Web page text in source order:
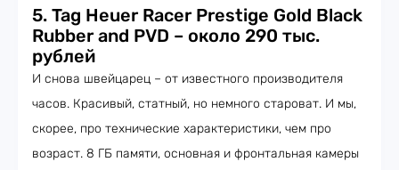
5. Tag Heuer Racer Prestige Gold Black
Rubber and PVD – около 290 тыс.
рублей
И снова швейцарец – от известного производителя
часов. Красивый, статный, но немного староват. И мы,
скорее, про технические характеристики, чем про
возраст. 8 ГБ памяти, основная и фронтальная камеры